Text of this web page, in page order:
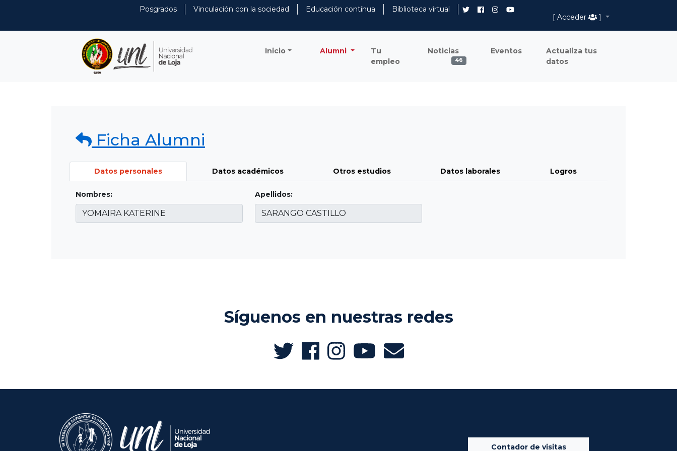
Posgrados Vinculación con la sociedad Educación contínua
Biblioteca virtual
[ Acceder
]
Inicio Alumni
Tu
empleo
Noticias
46
Eventos
Actualiza tus
datos
Ficha Alumni
Datos personales Datos académicos Otros estudios Datos laborales Logros
Nombres: Apellidos:
Síguenos en nuestras redes
Contador de visitas